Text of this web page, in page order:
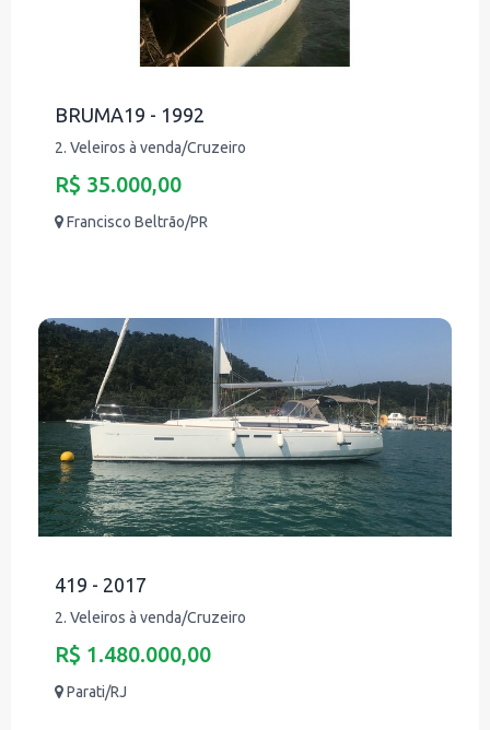
BRUMA19 - 1992
2. Veleiros à venda/Cruzeiro
R$ 35.000,00
Francisco Beltrão/PR
419 - 2017
2. Veleiros à venda/Cruzeiro
R$ 1.480.000,00
Parati/RJ